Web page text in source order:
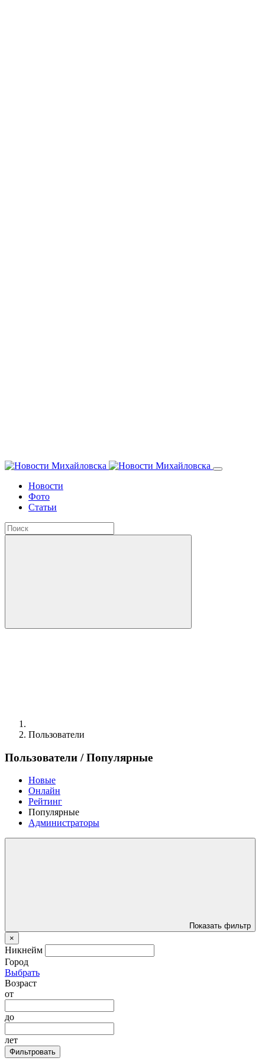
Новости
Фото
Статьи
Пользователи
Пользователи / Популярные
Новые
Онлайн
Рейтинг
Популярные
Администраторы
Показать фильтр
×
Никнейм
Город
Выбрать
Возраст
от
до
лет
Фильтровать